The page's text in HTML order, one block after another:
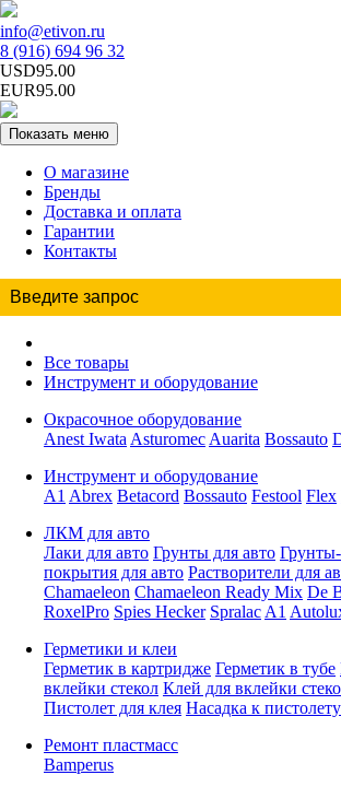
info@etivon.ru
8 (916) 694 96 32
USD95.00
EUR95.00
Показать меню
О магазине
Бренды
Доставка и оплата
Гарантии
Контакты
Все товары
Инструмент и оборудование
Окрасочное оборудование
Anest Iwata Asturomec Auarita Bossauto
Инструмент и оборудование
A1 Abrex Betacord Bossauto Festool Flex
ЛКМ для авто
Лаки для авто Грунты для авто
покрытия для авто Растворители для
Chamaeleon Chamaeleon Ready Mix De
RoxelPro Spies Hecker Spralac A1
Герметики и клеи
Герметик в картридже Герметик в тубе
вклейки стекол Клей для вклейки
Пистолет для клея Насадка к
Ремонт пластмасс
Bamperus